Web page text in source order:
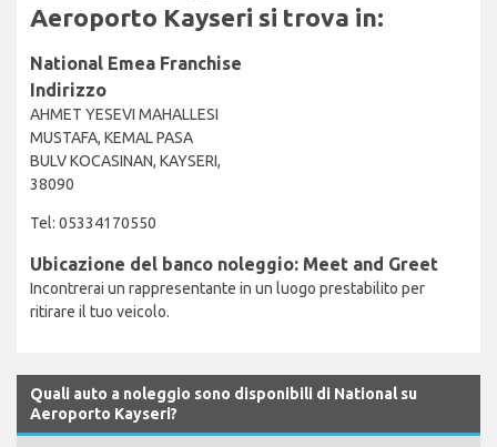
Aeroporto Kayseri si trova in:
National Emea Franchise
Indirizzo
AHMET YESEVI MAHALLESI
MUSTAFA, KEMAL PASA
BULV KOCASINAN, KAYSERI,
38090
Tel: 05334170550
Ubicazione del banco noleggio: Meet and Greet
Incontrerai un rappresentante in un luogo prestabilito per
ritirare il tuo veicolo.
Quali auto a noleggio sono disponibili di National su
Aeroporto Kayseri?